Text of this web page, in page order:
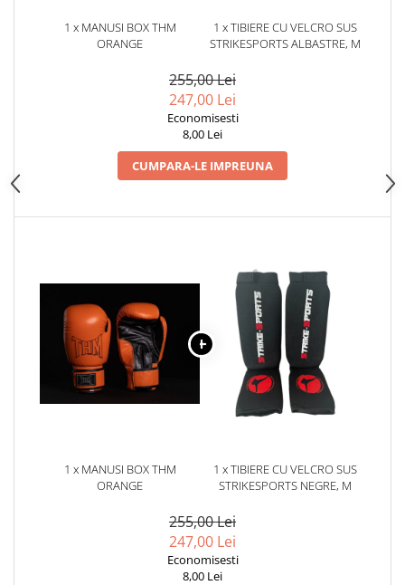
Proteine & Aminoacizi
Suplimente pt Masa Musculara
Medicina Sportiva/Recuperare
1 x MANUSI BOX THM
ORANGE
1 x TIBIERE CU VELCRO SUS
STRIKESPORTS ALBASTRE, M
255,00 Lei
247,00 Lei
Economisesti
8,00 Lei
CUMPARA-LE IMPREUNA
1 x MANUSI BOX THM
ORANGE
1 x TIBIERE CU VELCRO SUS
STRIKESPORTS NEGRE, M
255,00 Lei
247,00 Lei
Economisesti
8,00 Lei